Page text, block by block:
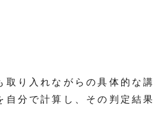
り入れながらの具体的な
分で計算し、その判定結